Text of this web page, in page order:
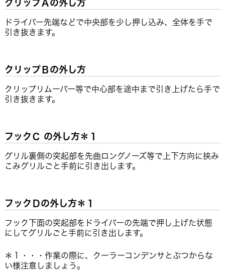
クリップＡの外し方
ドライバー先端などで中央部を少し押し込み、全体を手で
引き抜きます。
クリップＢの外し方
クリップリムーバー等で中心部を途中まで引き上げたら手で
引き抜きます。
フックＣ の外し方＊１
グリル裏側の突起部を先曲ロングノーズ等で上下方向に挟み
こみグリルごと手前に引き出します。
フックＤの外し方＊１
フック下面の突起部をドライバーの先端で押し上げた状態
にしてグリルごと手前に引き出します。
＊１・・・作業の際に、クーラーコンデンサとぶつからな
い様注意しましょう。